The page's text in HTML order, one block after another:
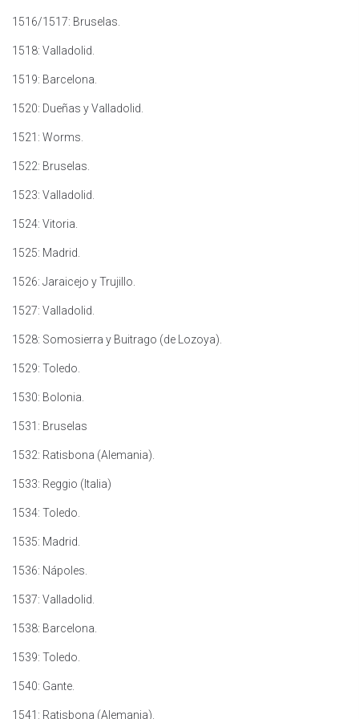
1516/1517: Bruselas.
1518: Valladolid.
1519: Barcelona.
1520: Dueñas y Valladolid.
1521: Worms.
1522: Bruselas.
1523: Valladolid.
1524: Vitoria.
1525: Madrid.
1526: Jaraicejo y Trujillo.
1527: Valladolid.
1528: Somosierra y Buitrago (de Lozoya).
1529: Toledo.
1530: Bolonia.
1531: Bruselas
1532: Ratisbona (Alemania).
1533: Reggio (Italia)
1534: Toledo.
1535: Madrid.
1536: Nápoles.
1537: Valladolid.
1538: Barcelona.
1539: Toledo.
1540: Gante.
1541: Ratisbona (Alemania).